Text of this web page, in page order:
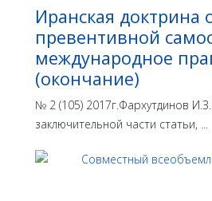
Иранская доктрина
превентивной
международное
(окончание)
№ 2 (105) 2017г.Фархутдинов
заключительной части статьи, ...